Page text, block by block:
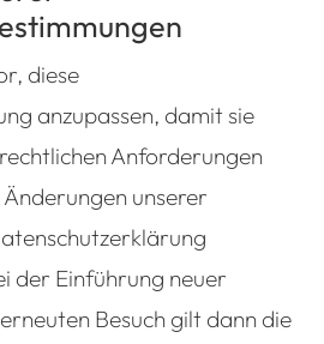
diese
anzupassen, damit sie
Anforderungen
unserer
der Einführung neuer
Besuch gilt dann die